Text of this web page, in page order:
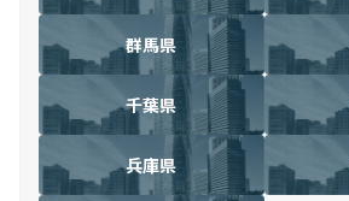
群馬県
千葉県
兵庫県